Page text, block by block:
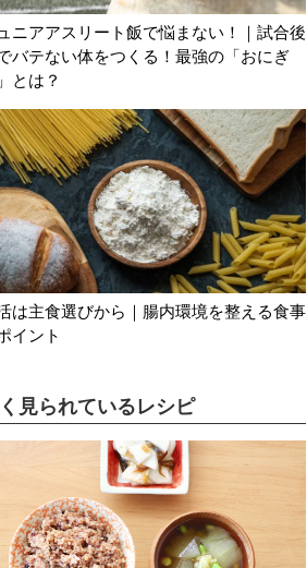
ニアアスリート飯で悩まない！｜試合後
バテない体をつくる！最強の「おにぎ
とは？
は主食選びから｜腸内環境を整える食事
イント
見られているレシピ